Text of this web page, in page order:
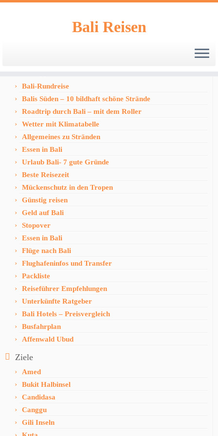
Bali Reisen
Bali-Rundreise
Balis Süden – 10 bildhaft schöne Strände
Roadtrip durch Bali – mit dem Roller
Wetter mit Klimatabelle
Allgemeines zu Stränden
Essen in Bali
Urlaub Bali- 7 gute Gründe
Beste Reisezeit
Mückenschutz in den Tropen
Günstig reisen
Geld auf Bali
Stopover
Essen in Bali
Flüge nach Bali
Flughafeninfos und Transfer
Packliste
Reiseführer Empfehlungen
Unterkünfte Ratgeber
Bali Hotels – Preisvergleich
Busfahrplan
Affenwald Ubud
Ziele
Amed
Bukit Halbinsel
Candidasa
Canggu
Gili Inseln